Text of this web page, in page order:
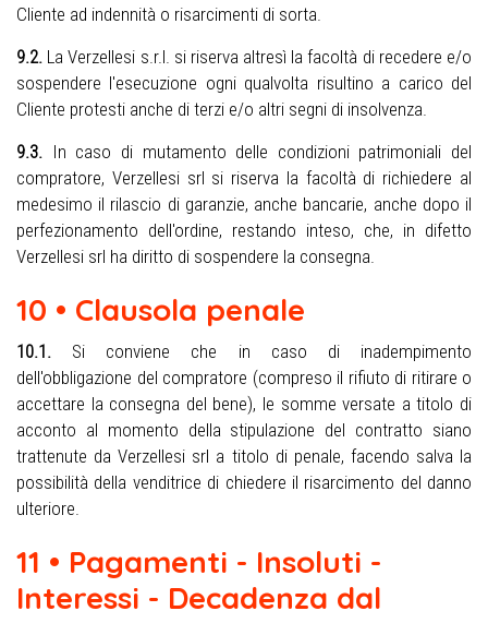
Cliente ad indennità o risarcimenti di sorta.
9.2. La Verzellesi s.r.l. si riserva altresì la facoltà di recedere e/o
sospendere l'esecuzione ogni qualvolta risultino a carico del
Cliente protesti anche di terzi e/o altri segni di insolvenza.
9.3. In caso di mutamento delle condizioni patrimoniali del
compratore, Verzellesi srl si riserva la facoltà di richiedere al
medesimo il rilascio di garanzie, anche bancarie, anche dopo il
perfezionamento dell'ordine, restando inteso, che, in difetto
Verzellesi srl ha diritto di sospendere la consegna.
10 • Clausola penale
10.1. Si conviene che in caso di inadempimento
dell'obbligazione del compratore (compreso il rifiuto di ritirare o
accettare la consegna del bene), le somme versate a titolo di
acconto al momento della stipulazione del contratto siano
trattenute da Verzellesi srl a titolo di penale, facendo salva la
possibilità della venditrice di chiedere il risarcimento del danno
ulteriore.
11 • Pagamenti - Insoluti -
Interessi - Decadenza dal